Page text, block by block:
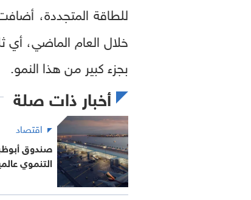
للطاقة المتجددة،
خلال العام الماضي، أي
بجزء كبير من هذا النمو.
أخبار ذات صلة
اقتصاد
صندوق
التنموي